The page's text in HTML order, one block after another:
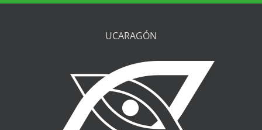
UCARAGÓN